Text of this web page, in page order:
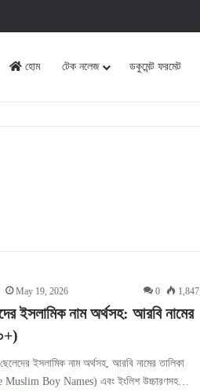
হোম টেক নলেজ ডকুমেন্ট ফরমেট
May 19, 2026 0 1,847
ইসলামিক নাম অর্থসহ: আরবি নামের
ইসলামিক নাম অর্থসহ, আরবি নামের তালিকা
Boy Names) এবং ইংলিশ উচ্চারণসহ…